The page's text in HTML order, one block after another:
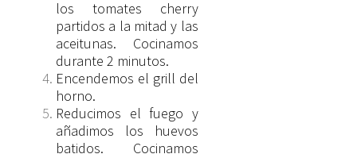
los tomates cherry
partidos a la mitad y las
aceitunas. Cocinamos
durante 2 minutos.
Encendemos el grill del
horno.
Reducimos el fuego y
añadimos los huevos
batidos. Cocinamos